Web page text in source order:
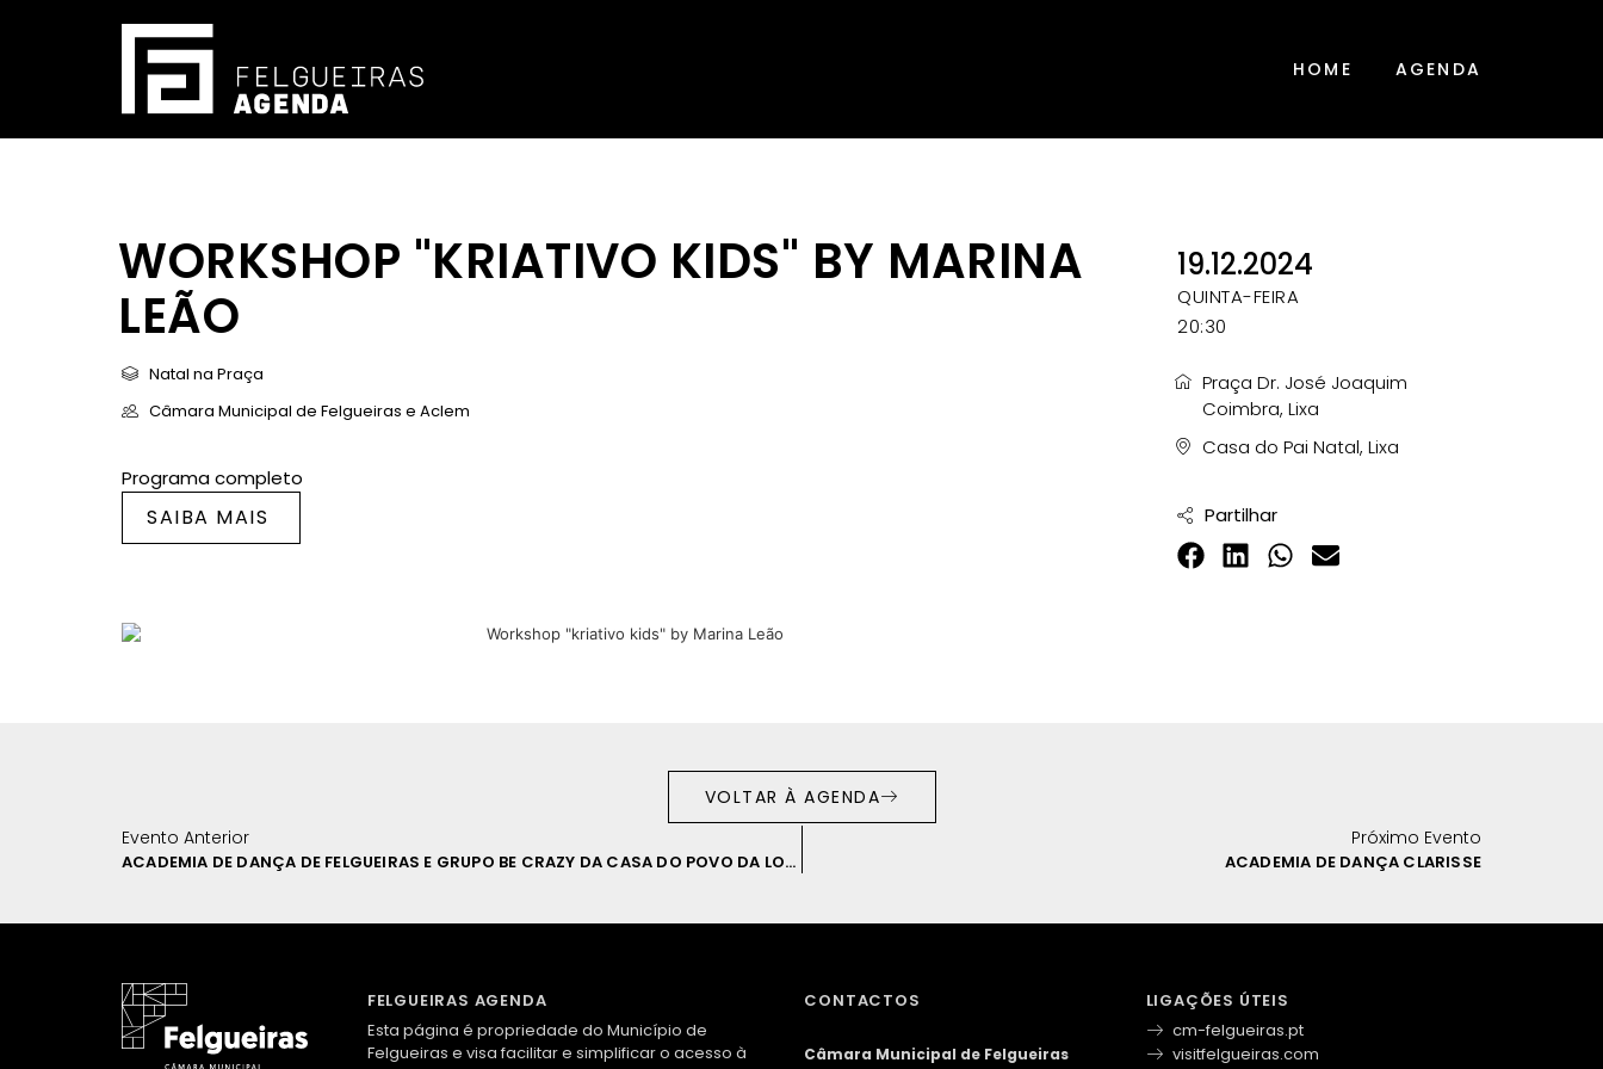
HOME AGENDA
WORKSHOP "KRIATIVO KIDS" BY MARINA
LEÃO
Natal na Praça
Câmara Municipal de Felgueiras e Aclem
Programa completo
SAIBA MAIS
19.12.2024
QUINTA-FEIRA
20:30
Praça Dr. José Joaquim
Coimbra, Lixa
Casa do Pai Natal, Lixa
Partilhar
VOLTAR À AGENDA
Evento Anterior
ACADEMIA DE DANÇA DE FELGUEIRAS E GRUPO BE CRAZY DA CASA DO POVO DA LONGRA
Próximo Evento
ACADEMIA DE DANÇA CLARISSE
FELGUEIRAS AGENDA
Esta página é propriedade do Município de
Felgueiras e visa facilitar e simplificar o acesso à
CONTACTOS
Câmara Municipal de Felgueiras
LIGAÇÕES ÚTEIS
cm-felgueiras.pt
visitfelgueiras.com